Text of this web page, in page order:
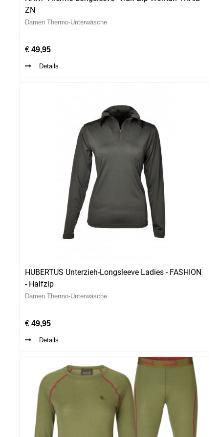
ZN
Damen Thermo-Unterwäsche
€ 49,95
Details
HUBERTUS Unterzieh-Longsleeve Ladies - FASHION
- Halfzip
Damen Thermo-Unterwäsche
€ 49,95
Details